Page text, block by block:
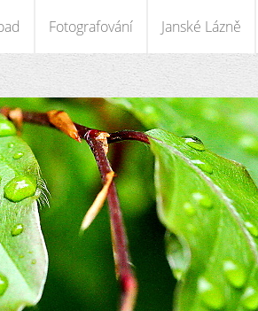
Fotografování Janské Lázně